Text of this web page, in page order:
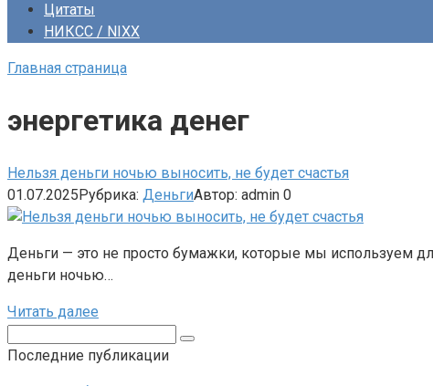
Цитаты
НИКСС / NIXX
Главная страница
энергетика денег
Нельзя деньги ночью выносить, не будет счастья
01.07.2025Рубрика: ДеньгиАвтор: admin 0
Деньги — это не просто бумажки, которые мы используем
деньги ночью…
Читать далее
Последние публикации